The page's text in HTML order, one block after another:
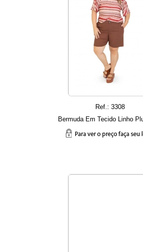
Ref.: 3308
Bermuda Em Tecido Linho